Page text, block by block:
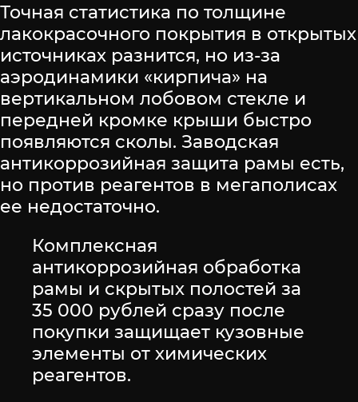
Точная статистика по толщине
лакокрасочного покрытия в открытых
источниках разнится, но из-за
аэродинамики «кирпича» на
вертикальном лобовом стекле и
передней кромке крыши быстро
появляются сколы. Заводская
антикоррозийная защита рамы есть,
но против реагентов в мегаполисах
ее недостаточно.
Комплексная
антикоррозийная обработка
рамы и скрытых полостей за
35 000 рублей сразу после
покупки защищает кузовные
элементы от химических
реагентов.